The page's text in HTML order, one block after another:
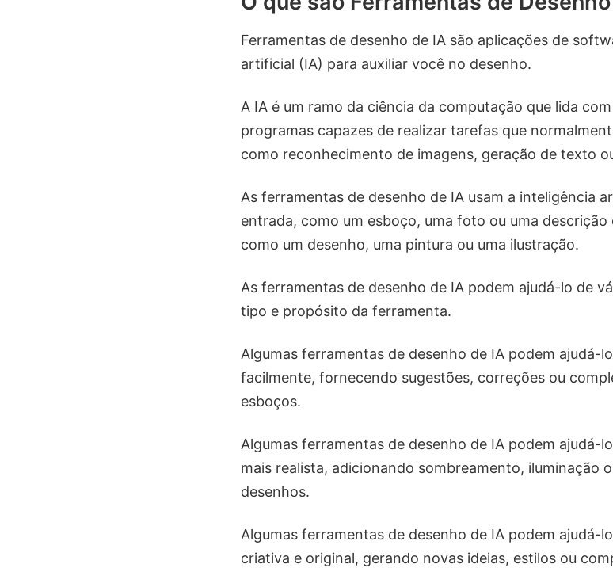
Ferramentas de desenho de IA são aplicações de
artificial (IA) para auxiliar você no desenho.
A IA é um ramo da ciência da computação que lida
programas capazes de realizar tarefas que
como reconhecimento de imagens, geração de texto
As ferramentas de desenho de IA usam a inteligência
entrada, como um esboço, uma foto ou uma
como um desenho, uma pintura ou uma ilustração.
As ferramentas de desenho de IA podem ajudá-lo de
tipo e propósito da ferramenta.
Algumas ferramentas de desenho de IA podem ajudá-
facilmente, fornecendo sugestões, correções ou
esboços.
Algumas ferramentas de desenho de IA podem ajudá-
mais realista, adicionando sombreamento, iluminação
desenhos.
Algumas ferramentas de desenho de IA podem ajudá-
criativa e original, gerando novas ideias, estilos ou